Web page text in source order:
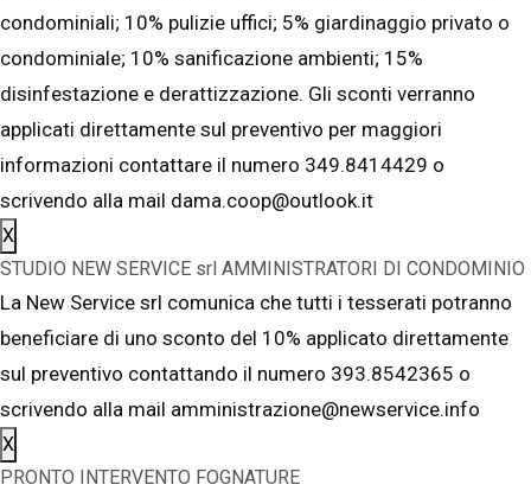
condominiali; 10% pulizie uffici; 5% giardinaggio privato o
condominiale; 10% sanificazione ambienti; 15%
disinfestazione e derattizzazione. Gli sconti verranno
applicati direttamente sul preventivo per maggiori
informazioni contattare il numero 349.8414429 o
scrivendo alla mail dama.coop@outlook.it
X
STUDIO NEW SERVICE srl AMMINISTRATORI DI CONDOMINIO
La New Service srl comunica che tutti i tesserati potranno
beneficiare di uno sconto del 10% applicato direttamente
sul preventivo contattando il numero 393.8542365 o
scrivendo alla mail amministrazione@newservice.info
X
PRONTO INTERVENTO FOGNATURE